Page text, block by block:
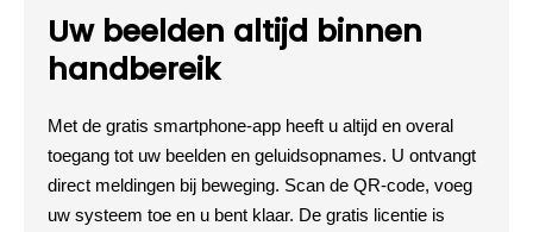
Uw beelden altijd binnen
handbereik
Met de gratis smartphone-app heeft u altijd en overal
toegang tot uw beelden en geluidsopnames. U ontvangt
direct meldingen bij beweging. Scan de QR-code, voeg
uw systeem toe en u bent klaar. De gratis licentie is